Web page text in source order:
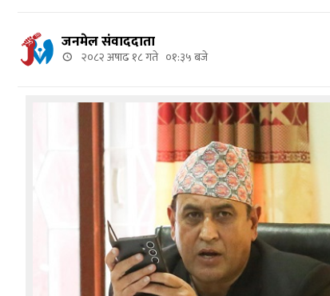
जनमेल संवाददाता
२०८२ अषाढ १८ गते ०१:३५ बजे